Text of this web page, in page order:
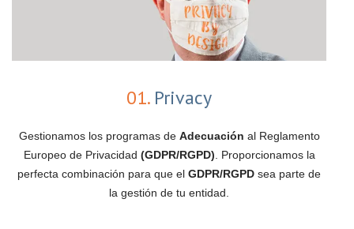
01.Privacy
Gestionamos los programas de Adecuación al Reglamento
Europeo de Privacidad (GDPR/RGPD). Proporcionamos la
perfecta combinación para que el GDPR/RGPD sea parte de
la gestión de tu entidad.